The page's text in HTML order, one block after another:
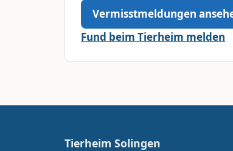
Vermisstmeldungen
Fund beim Tierheim melden
Tierheim Solingen